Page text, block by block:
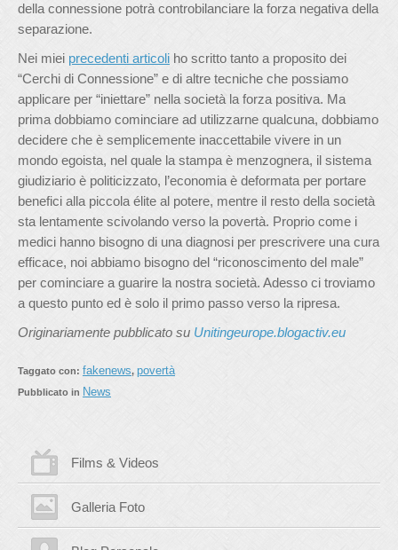
della connessione potrà controbilanciare la forza negativa della
separazione.
Nei miei precedenti articoli ho scritto tanto a proposito dei
“Cerchi di Connessione” e di altre tecniche che possiamo
applicare per “iniettare” nella società la forza positiva. Ma
prima dobbiamo cominciare ad utilizzarne qualcuna, dobbiamo
decidere che è semplicemente inaccettabile vivere in un
mondo egoista, nel quale la stampa è menzognera, il sistema
giudiziario è politicizzato, l’economia è deformata per portare
benefici alla piccola élite al potere, mentre il resto della società
sta lentamente scivolando verso la povertà. Proprio come i
medici hanno bisogno di una diagnosi per prescrivere una cura
efficace, noi abbiamo bisogno del “riconoscimento del male”
per cominciare a guarire la nostra società. Adesso ci troviamo
a questo punto ed è solo il primo passo verso la ripresa.
Originariamente pubblicato su Unitingeurope.blogactiv.eu
Taggato con: fakenews, povertà
Pubblicato in News
Films & Videos
Galleria Foto